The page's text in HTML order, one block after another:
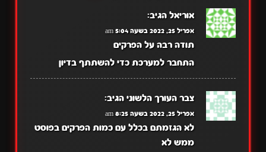
אוריאל הגיב:
אפריל 25, 2022 בשעה 5:04 am
תודה רבה על הפרקים
התחבר למערכת כדי להשתתף בדיון
צבר העורך הלשוני הגיב:
אפריל 25, 2022 בשעה 8:25 am
לא הגזמתם בכלל עם כמות הפרקים בפוסט
ממש לא